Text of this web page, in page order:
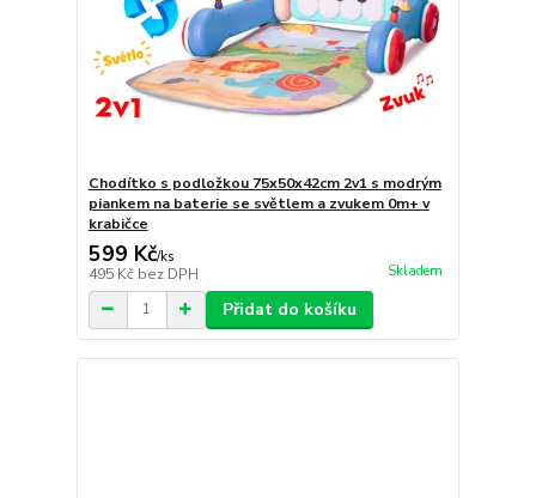
Chodítko s podložkou 75x50x42cm 2v1 s modrým
piankem na baterie se světlem a zvukem 0m+ v
krabičce
599 Kč/ks
495 Kč bez DPH Skladem
Přidat do košíku